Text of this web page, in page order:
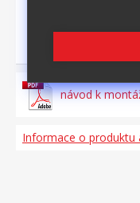
Materiál
návod k
Informace o produktu